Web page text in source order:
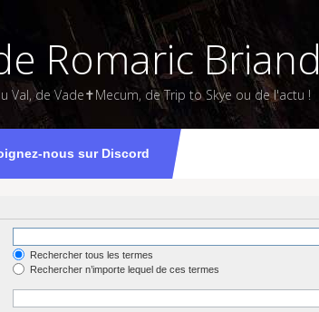
Romaric Briand
Val, de Vade✝Mecum, de Trip to Skye ou de l'actu !
nous sur Discord
Rechercher
Rechercher tous les termes
Rechercher n’importe lequel de ces termes